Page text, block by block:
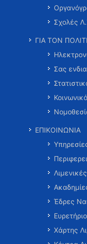
Σχολές
ΓΙΑ ΤΟΝ
Σας
ΕΠΙΚΟΙΝΩΝΙΑ
Έδρες
Χάρτης